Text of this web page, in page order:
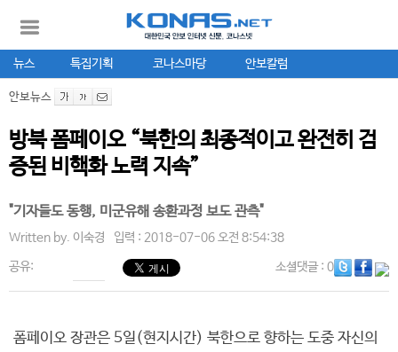
뉴스 특집기획 코나스마당 안보칼럼
안보뉴스
방북 폼페이오 “북한의 최종적이고 완전히 검
증된 비핵화 노력 지속”
"기자들도 동행, 미군유해 송환과정 보도 관측"
Written by. 이숙경 입력 : 2018-07-06 오전 8:54:38
공유: 소셜댓글: 0
폼페이오 장관은 5일(현지시간) 북한으로 향하는 도중 자신의